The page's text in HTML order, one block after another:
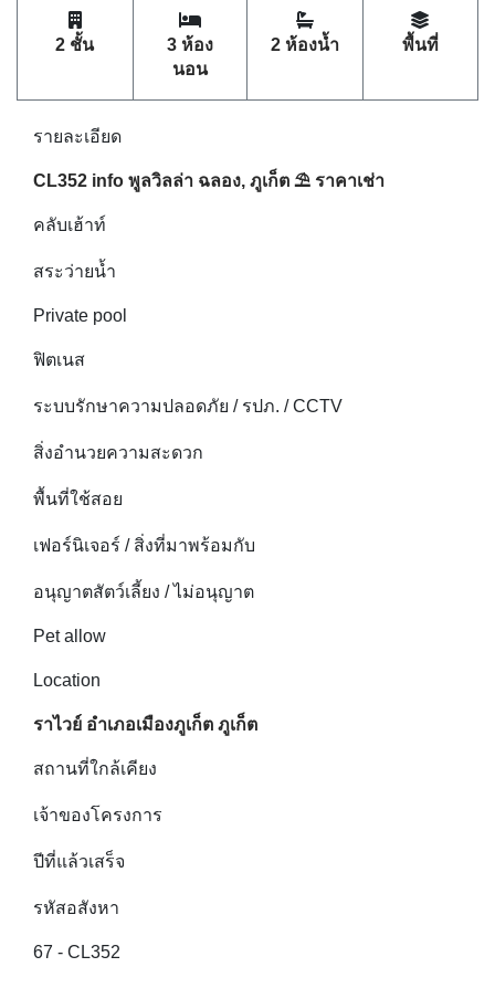
2 ชั้น
3 ห้อง
นอน
2 ห้องน้ำ พื้นที่
รายละเอียด
CL352 info พูลวิลล่า ฉลอง, ภูเก็ต ⛱ ราคาเช่า
คลับเฮ้าท์
สระว่ายน้ำ
Private pool
ฟิตเนส
ระบบรักษาความปลอดภัย / รปภ. / CCTV
สิ่งอำนวยความสะดวก
พื้นที่ใช้สอย
เฟอร์นิเจอร์ / สิ่งที่มาพร้อมกับ
อนุญาตสัตว์เลี้ยง / ไม่อนุญาต
Pet allow
Location
ราไวย์ อำเภอเมืองภูเก็ต ภูเก็ต
สถานที่ใกล้เคียง
เจ้าของโครงการ
ปีที่แล้วเสร็จ
รหัสอสังหา
67 - CL352